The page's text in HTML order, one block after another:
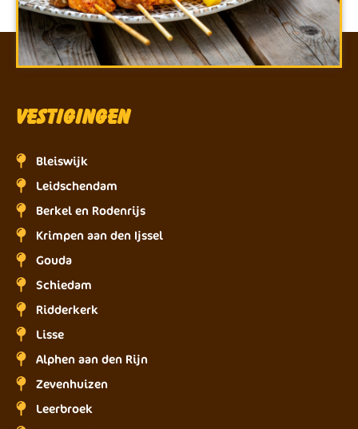
Vestigingen
Bleiswijk
Leidschendam
Berkel en Rodenrijs
Krimpen aan den Ijssel
Gouda
Schiedam
Ridderkerk
Lisse
Alphen aan den Rijn
Zevenhuizen
Leerbroek